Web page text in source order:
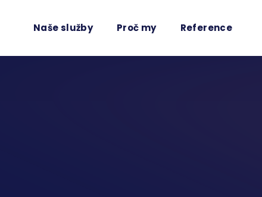
Naše služby Proč my Reference